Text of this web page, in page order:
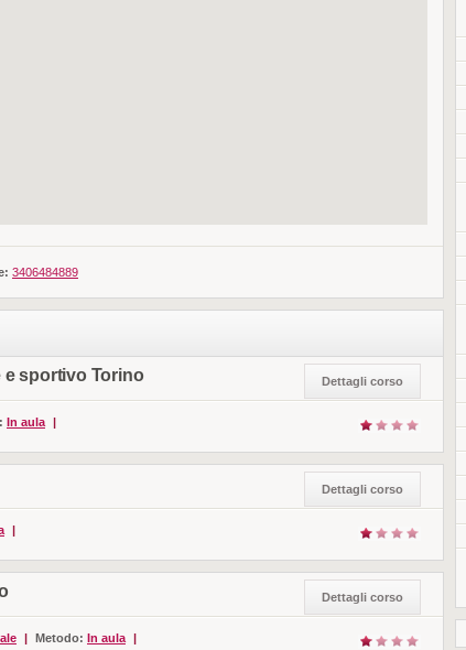
3406484889
sportivo Torino Dettagli corso
In aula |
Dettagli corso
|
Dettagli corso
| Metodo: In aula |